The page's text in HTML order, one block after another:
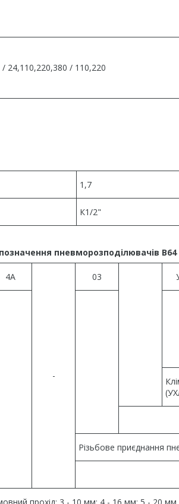
/ 24,110,220,380 / 110,220
1,7
К1/2"
пневморозподілювачів В64
4А
-
03
Різьбове приєднання